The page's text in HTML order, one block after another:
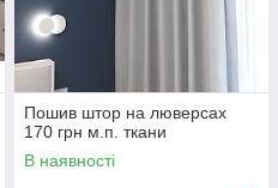
Пошив штор на люверсах
170 грн м.п. ткани
В наявності